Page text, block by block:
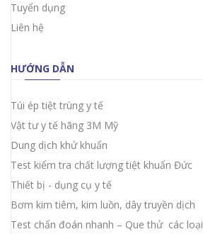
Tuyển dụng
Liên hệ
HƯỚNG DẪN
Túi ép tiệt trùng y tế
Vật tư y tế hãng 3M Mỹ
Dung dịch khử khuẩn
Test kiểm tra chất lượng tiệt khuẩn Đức
Thiết bị - dụng cụ y tế
Bơm kim tiêm, kim luồn, dây truyền dịch
Test chẩn đoán nhanh – Que thử các loại